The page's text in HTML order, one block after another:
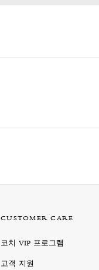
CUSTOMER CARE
코치 VIP 프로그램
고객 지원